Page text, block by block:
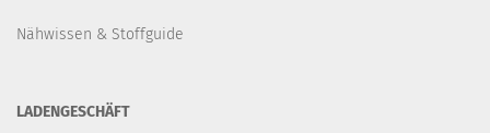
Nähwissen & Stoffguide
LADENGESCHÄFT